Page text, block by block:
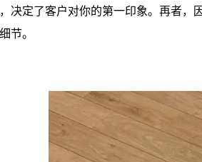
决定了客户对你的第一印象。再者
节。